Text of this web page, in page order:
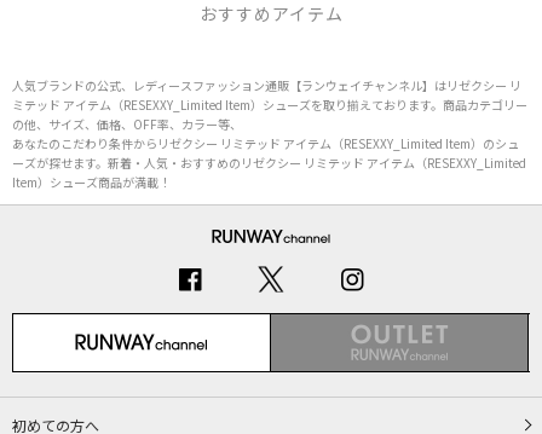
おすすめアイテム
人気ブランドの公式、レディースファッション通販【ランウェイチャンネル】はリゼクシー リ
ミテッド アイテム（RESEXXY_Limited Item）シューズを取り揃えております。商品カテゴリー
の他、サイズ、価格、OFF率、カラー等、
あなたのこだわり条件からリゼクシー リミテッド アイテム（RESEXXY_Limited Item）のシュ
ーズが探せます。新着・人気・おすすめのリゼクシー リミテッド アイテム（RESEXXY_Limited
Item）シューズ商品が満載！
初めての方へ